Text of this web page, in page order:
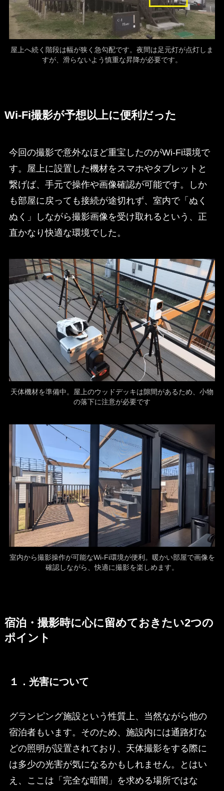
屋上へ続く階段は幅が狭く急勾配です。夜間は足元灯が点灯しま
すが、滑らないよう慎重な昇降が必要です。
Wi-Fi撮影が予想以上に便利だった
今回の撮影で意外なほど重宝したのがWi-Fi環境で
す。屋上に設置した機材をスマホやタブレットと
繋げば、手元で操作や画像確認が可能です。しか
も部屋に戻っても接続が途切れず、室内で「ぬく
ぬく」しながら撮影画像を受け取れるという、正
直かなり快適な環境でした。
天体機材を準備中。屋上のウッドデッキは隙間があるため、小物
の落下に注意が必要です
室内から撮影操作が可能なWi-Fi環境が便利。暖かい部屋で画像を
確認しながら、快適に撮影を楽しめます。
宿泊・撮影時に心に留めておきたい2つの
ポイント
１．光害について
グランピング施設という性質上、当然ながら他の
宿泊者もいます。そのため、施設内には通路灯な
どの照明が設置されており、天体撮影をする際に
は多少の光害が気になるかもしれません。とはい
え、ここは「完全な暗闇」を求める場所ではな